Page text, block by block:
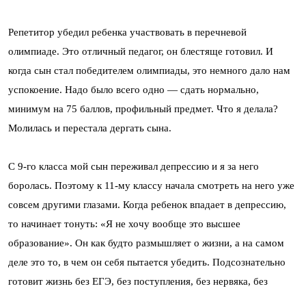
Репетитор убедил ребенка участвовать в перечневой
олимпиаде. Это отличный педагог, он блестяще готовил. И
когда сын стал победителем олимпиады, это немного дало нам
успокоение. Надо было всего одно — сдать нормально,
минимум на 75 баллов, профильный предмет. Что я делала?
Молилась и перестала дергать сына.
С 9-го класса мой сын переживал депрессию и я за него
боролась. Поэтому к 11-му классу начала смотреть на него уже
совсем другими глазами. Когда ребенок впадает в депрессию,
то начинает тонуть: «Я не хочу вообще это высшее
образование». Он как будто размышляет о жизни, а на самом
деле это то, в чем он себя пытается убедить. Подсознательно
готовит жизнь без ЕГЭ, без поступления, без нервяка, без